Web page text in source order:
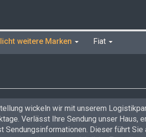
weitere Marken Fiat
wickeln wir mit unserem
Verlässt Ihre Sendung unser Haus,
Sendungsinformationen. Dieser führt